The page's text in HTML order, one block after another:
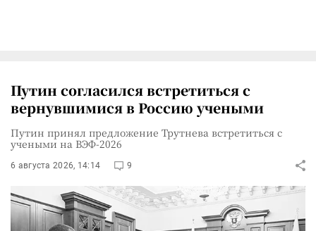
Путин согласился встретиться с
вернувшимися в Россию учеными
Путин принял предложение Трутнева встретиться с
учеными на ВЭФ-2026
6 августа 2026, 14:14 9